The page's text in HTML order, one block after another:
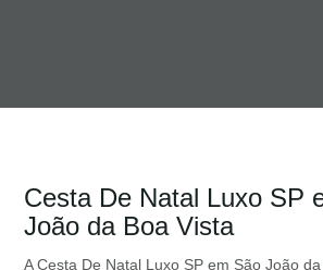
Cesta De Natal Luxo SP
João da Boa Vista
A Cesta De Natal Luxo SP em São João